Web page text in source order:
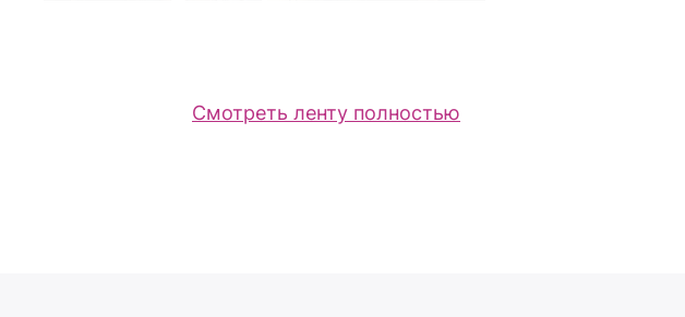
Смотреть ленту полностью